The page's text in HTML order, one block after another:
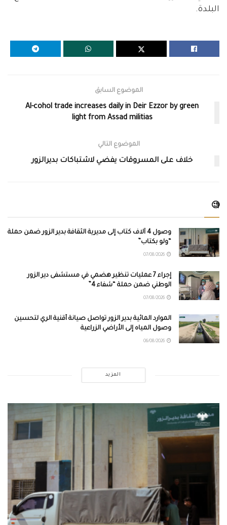
البلدة.
الموضوع السابق
Al-cohol trade increases daily in Deir Ezzor by green
light from Assad militias
الموضوع التالي
خلاف على المسروقات يفضي لاشتباكات بديرالزور
🧐
وصول 4 آلاف كتاب إلى مديرية الثقافة بدير الزور ضمن حملة
“ولو بكتاب”
إجراء 7 عمليات تنظير هضمي في مستشفى دير الزور
الوطني ضمن حملة “شفاء 4”
الموارد المائية بدير الزور تواصل صيانة أقنية الري لتحسين
وصول المياه إلى الأراضي الزراعية
المزيد